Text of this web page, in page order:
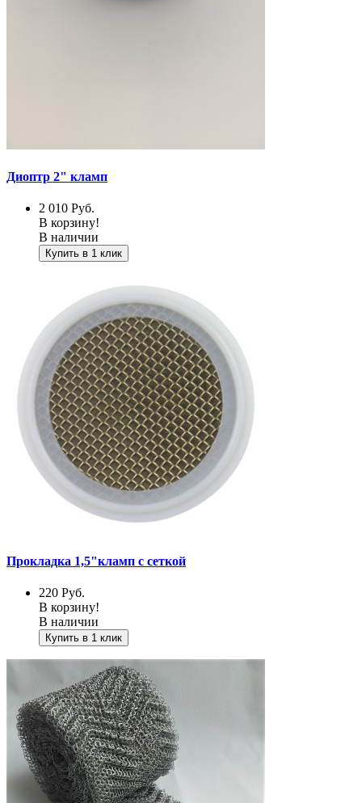
Диоптр 2" кламп
2 010 Руб.
В корзину!
В наличии
Купить в 1 клик
Прокладка 1,5"кламп с сеткой
220 Руб.
В корзину!
В наличии
Купить в 1 клик